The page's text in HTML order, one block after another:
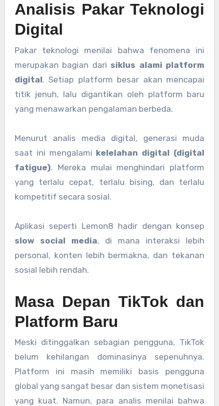
Analisis Pakar Teknologi
Digital
Pakar teknologi menilai bahwa fenomena ini
merupakan bagian dari siklus alami platform
digital. Setiap platform besar akan mencapai
titik jenuh, lalu digantikan oleh platform baru
yang menawarkan pengalaman berbeda.
Menurut analis media digital, generasi muda
saat ini mengalami kelelahan digital (digital
fatigue). Mereka mulai menghindari platform
yang terlalu cepat, terlalu bising, dan terlalu
kompetitif secara sosial.
Aplikasi seperti Lemon8 hadir dengan konsep
slow social media, di mana interaksi lebih
personal, konten lebih bermakna, dan tekanan
sosial lebih rendah.
Masa Depan TikTok dan
Platform Baru
Meski ditinggalkan sebagian pengguna, TikTok
belum kehilangan dominasinya sepenuhnya.
Platform ini masih memiliki basis pengguna
global yang sangat besar dan sistem monetisasi
yang kuat. Namun, para analis menilai bahwa